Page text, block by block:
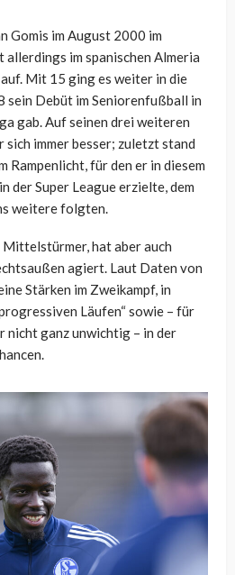
Gomis im August 2000 im
allerdings im spanischen Almeria
Mit 15 ging es weiter in die
sein Debüt im Seniorenfußball in
gab. Auf seinen drei weiteren
immer besser; zuletzt stand
Rampenlicht, für den er in diesem
der Super League erzielte, dem
weitere folgten.
hat aber auch
agiert. Laut Daten von
Stärken im Zweikampf, in
Läufen“ sowie – für
nicht ganz unwichtig – in der